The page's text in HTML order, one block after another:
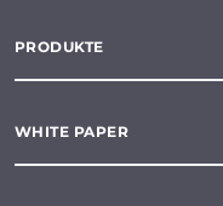
PRODUKTE
WHITE PAPER